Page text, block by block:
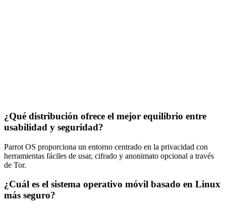
¿Qué distribución ofrece el mejor equilibrio entre
usabilidad y seguridad?
Parrot OS proporciona un entorno centrado en la privacidad con
herramientas fáciles de usar, cifrado y anonimato opcional a través
de Tor.
¿Cuál es el sistema operativo móvil basado en Linux
más seguro?